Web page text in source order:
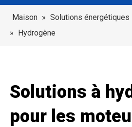
Maison » Solutions énergétiques
» Hydrogène
Solutions à
pour les